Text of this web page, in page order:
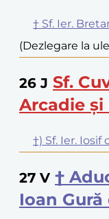
† Sf. Ier.
(Dezlegare la
26 J Sf.
Arcadie și
†) Sf. Ier.
27 V †
Ioan Gură